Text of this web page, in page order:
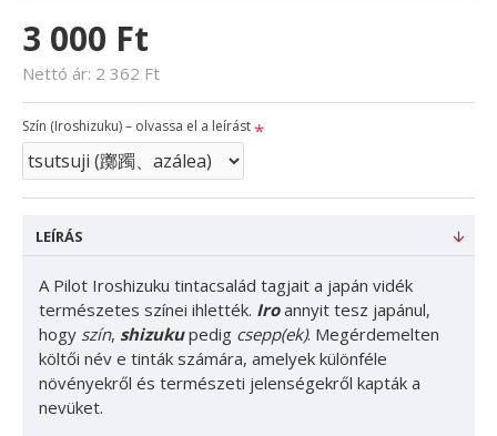
3 000 Ft
Nettó ár: 2 362 Ft
Szín (Iroshizuku) – olvassa el a leírást
LEÍRÁS
A Pilot Iroshizuku tintacsalád tagjait a japán vidék
természetes színei ihlették. Iroannyit tesz japánul,
hogy szín, shizukupedig csepp(ek). Megérdemelten
költői név e tinták számára, amelyek különféle
növényekről és természeti jelenségekről kapták a
nevüket.